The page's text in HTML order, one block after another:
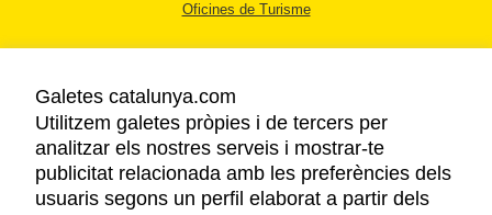
Oficines de Turisme
AVÍS LEGAL
POLÍTICA DE PRIVACITAT
Galetes catalunya.com
Utilitzem galetes pròpies i de tercers per
analitzar els nostres serveis i mostrar-te
publicitat relacionada amb les preferències dels
usuaris segons un perfil elaborat a partir dels